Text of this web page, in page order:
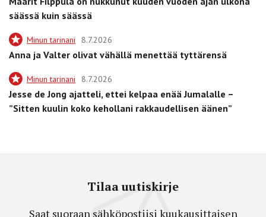
säässä kuin säässä
Minun tarinani 8.7.2026
Anna ja Valter olivat vähällä menettää tyttärensä
Minun tarinani 8.7.2026
Jesse de Jong ajatteli, ettei kelpaa enää Jumalalle –
”Sitten kuulin koko kehollani rakkaudellisen äänen”
Tilaa uutiskirje
Saat suoraan sähköpostiisi kuukausittaisen